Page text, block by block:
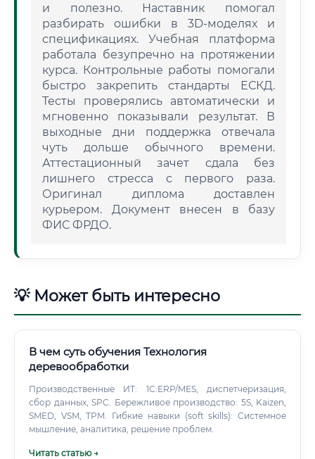
и полезно. Наставник помогал
разбирать ошибки в 3D-моделях и
спецификациях. Учебная платформа
работала безупречно на протяжении
курса. Контрольные работы помогали
быстро закрепить стандарты ЕСКД.
Тесты проверялись автоматически и
мгновенно показывали результат. В
выходные дни поддержка отвечала
чуть дольше обычного времени.
Аттестационный зачет сдала без
лишнего стресса с первого раза.
Оригинал диплома доставлен
курьером. Документ внесен в базу
ФИС ФРДО.
💡 Может быть интересно
В чем суть обучения Технология
деревообработки
Производственные ИТ: 1С:ERP/MES, диспетчеризация,
сбор данных, SPC. Бережливое производство: 5S, Kaizen,
SMED, VSM, TPM. Гибкие навыки (soft skills): Системное
мышление, аналитика, решение проблем.
Читать статью →